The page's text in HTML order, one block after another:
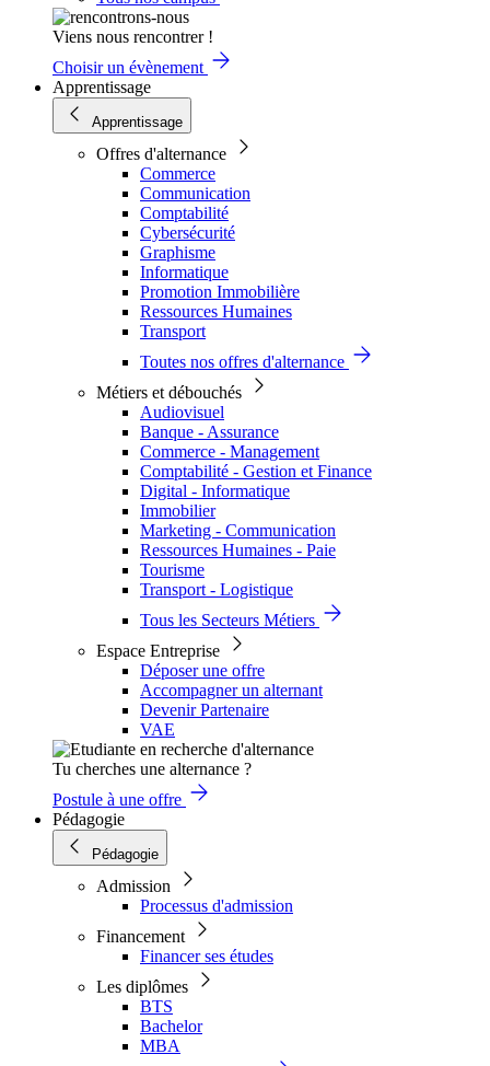
Viens nous rencontrer !
Choisir un évènement
Apprentissage
Apprentissage
Offres d'alternance
Commerce
Communication
Comptabilité
Cybersécurité
Graphisme
Informatique
Promotion Immobilière
Ressources Humaines
Transport
Toutes nos offres d'alternance
Métiers et débouchés
Audiovisuel
Banque - Assurance
Commerce - Management
Comptabilité - Gestion et Finance
Digital - Informatique
Immobilier
Marketing - Communication
Ressources Humaines - Paie
Tourisme
Transport - Logistique
Tous les Secteurs Métiers
Espace Entreprise
Déposer une offre
Accompagner un alternant
Devenir Partenaire
VAE
Tu cherches une alternance ?
Postule à une offre
Pédagogie
Pédagogie
Admission
Processus d'admission
Financement
Financer ses études
Les diplômes
BTS
Bachelor
MBA